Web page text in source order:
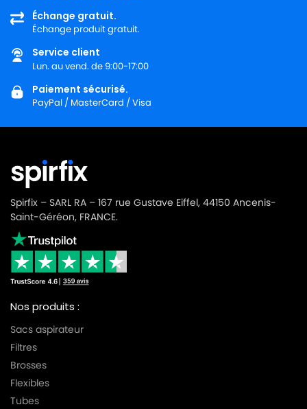
Échange gratuit.
Échange produit gratuit.
Service client
Lun. au vend. de 9:00-17:00
Paiement sécurisé.
PayPal / MasterCard / Visa
Spirfix – SARL RA – 167 rue Gustave Eiffel, 44150 Ancenis-
Saint-Géréon, FRANCE.
Nos produits :
Sacs aspirateur
Filtres
Brosses
Flexibles
Tubes